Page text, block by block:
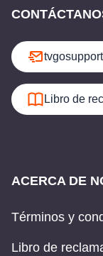
Libro de
ACERCA DE
Términos y
Libro de